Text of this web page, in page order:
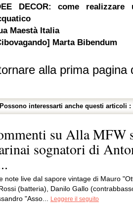
DECOR: come
Maestà Italia
Marta Bibendum
alla prima pagina
Possono interessarti anche questi articoli :
su Alla MFW
sognatori di
note live dal sapore vintage di Mauro
(batteria), Danilo Gallo
"Asso...
Leggere il seguito